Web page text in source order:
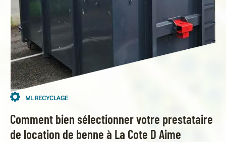
ML RECYCLAGE
Comment bien sélectionner votre prestataire
de location de benne à La Cote D Aime